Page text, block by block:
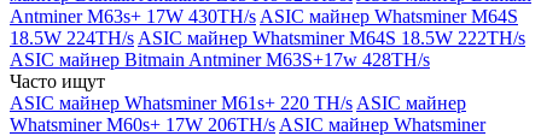
Antminer M63s+ 17W 430TH/s ASIC майнер Whatsminer M64S
18.5W 224TH/s ASIC майнер Whatsminer M64S 18.5W 222TH/s
ASIC майнер Bitmain Antminer M63S+17w 428TH/s
Часто ищут
ASIC майнер Whatsminer M61s+ 220 TH/s ASIC майнер
Whatsminer M60s+ 17W 206TH/s ASIC майнер Whatsminer